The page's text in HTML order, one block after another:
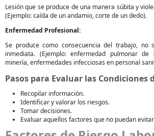
Lesión que se produce de una manera súbita y
(Ejemplo: caída de un andamio, corte de un dedo).
Enfermedad Profesional:
Se produce como consecuencia del trabajo, no
inmediata. (Ejemplo: enfermedad pulmonar
minería, enfermedades infecciosas en personal
Pasos para Evaluar las Condiciones
Recopilar información.
Identificar y valorar los riesgos.
Tomar decisiones.
Evaluar aquellos factores que no puedan